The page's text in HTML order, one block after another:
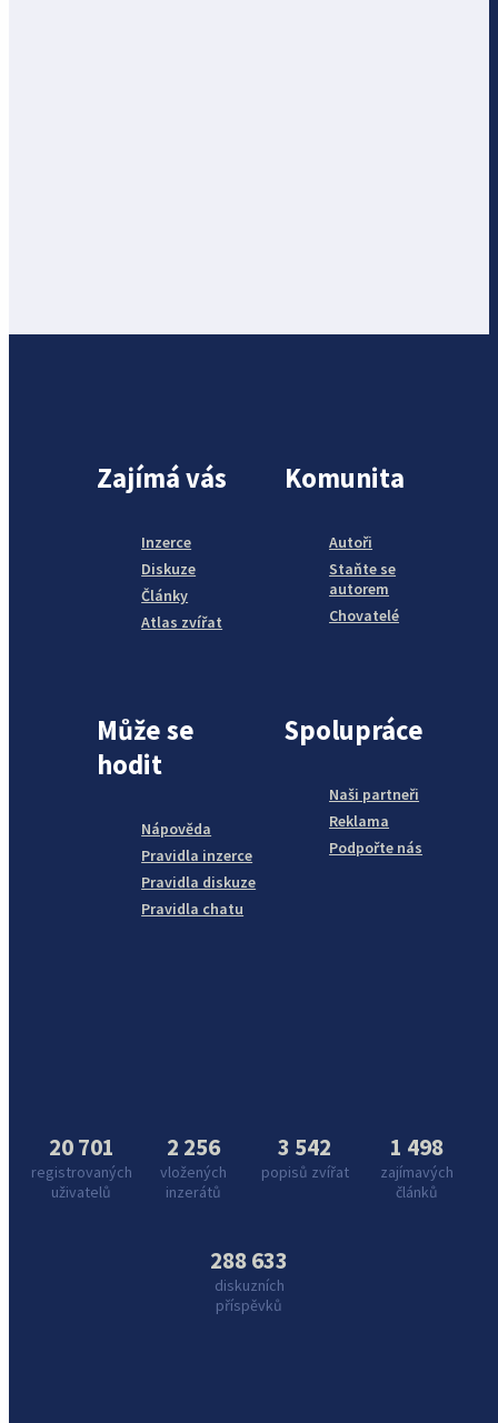
Zajímá vás
Inzerce
Diskuze
Články
Atlas zvířat
Komunita
Autoři
Staňte se
autorem
Chovatelé
Může se
hodit
Nápověda
Pravidla inzerce
Pravidla diskuze
Pravidla chatu
Spolupráce
Naši partneři
Reklama
Podpořte nás
20 701
registrovaných
uživatelů
2 256
vložených
inzerátů
3 542
popisů zvířat
1 498
zajímavých
článků
288 633
diskuzních
příspěvků